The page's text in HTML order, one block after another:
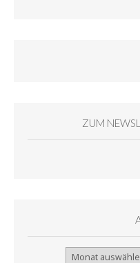
ZUM
Archiv